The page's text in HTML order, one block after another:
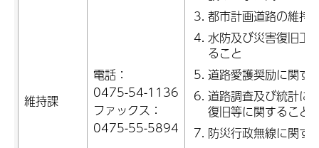
維持課
電話：
0475-54-1136
ファックス：
0475-55-5894
都市計画道路の維持
水防及び災害復旧工
ること
道路愛護奨励に関す
道路調査及び統計に
復旧等に関すること
防災行政無線に関す